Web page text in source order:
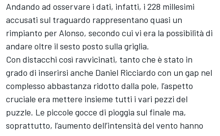
Andando ad osservare i dati, infatti, i 228 millesimi
accusati sul traguardo rappresentano quasi un
rimpianto per Alonso, secondo cui vi era la possibilità di
andare oltre il sesto posto sulla griglia.
Con distacchi così ravvicinati, tanto che è stato in
grado di inserirsi anche Daniel Ricciardo con un gap nel
complesso abbastanza ridotto dalla pole, l’aspetto
cruciale era mettere insieme tutti i vari pezzi del
puzzle. Le piccole gocce di pioggia sul finale ma,
soprattutto, l’aumento dell’intensità del vento hanno